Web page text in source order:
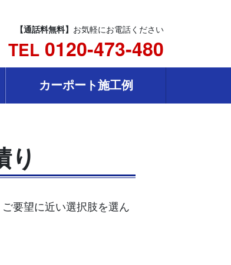
【通話料無料】 お気軽にお電話ください
TEL 0120-473-480
カーポート施工例
り
要望に近い選択肢を選ん